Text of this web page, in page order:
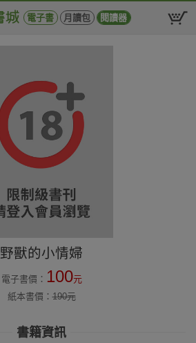
電子書 月讀包 閱讀器
野獸的小情婦
電子書價： 100元
紙本書價：190元
書籍資訊